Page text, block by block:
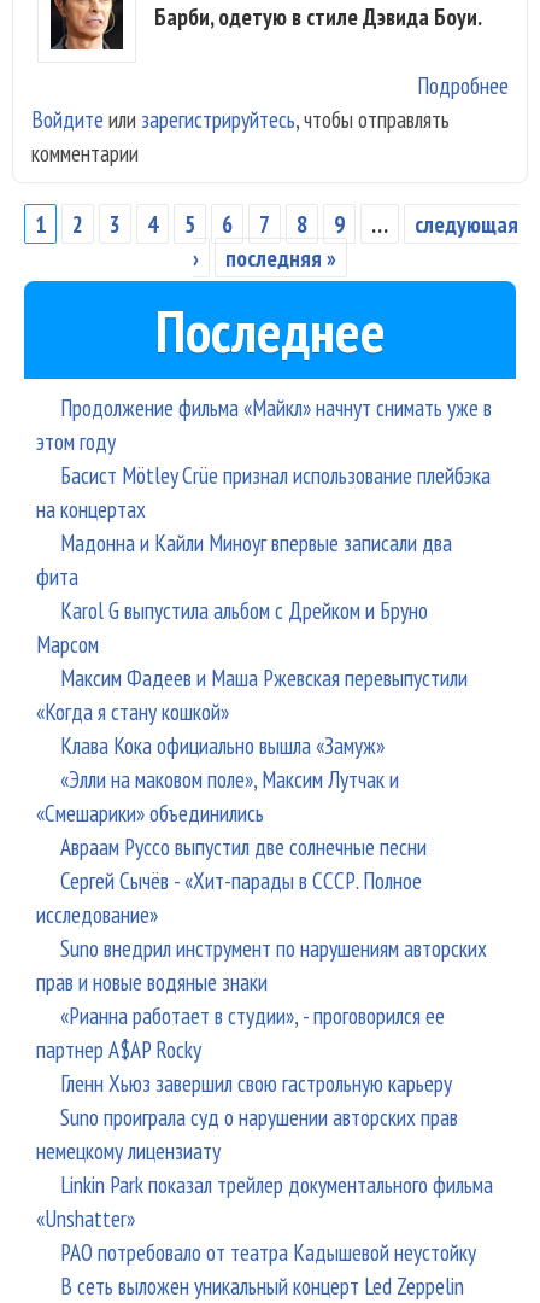
Барби, одетую в стиле Дэвида Боуи.
Подробнее
Войдите или зарегистрируйтесь, чтобы отправлять
комментарии
Страницы
1 2 3 4 5 6 7 8 9 …
следующая
›
последняя »
Последнее
Продолжение фильма «Майкл» начнут снимать уже в
этом году
Басист Mötley Crüe признал использование плейбэка
на концертах
Мадонна и Кайли Миноуг впервые записали два
фита
Karol G выпустила альбом с Дрейком и Бруно
Марсом
Максим Фадеев и Маша Ржевская перевыпустили
«Когда я стану кошкой»
Клава Кока официально вышла «Замуж»
«Элли на маковом поле», Максим Лутчак и
«Смешарики» объединились
Авраам Руссо выпустил две солнечные песни
Сергей Сычёв - «Хит-парады в СССР. Полное
исследование»
Suno внедрил инструмент по нарушениям авторских
прав и новые водяные знаки
«Рианна работает в студии», - проговорился ее
партнер A$AP Rocky
Гленн Хьюз завершил свою гастрольную карьеру
Suno проиграла суд о нарушении авторских прав
немецкому лицензиату
Linkin Park показал трейлер документального фильма
«Unshatter»
РАО потребовало от театра Кадышевой неустойку
В сеть выложен уникальный концерт Led Zeppelin